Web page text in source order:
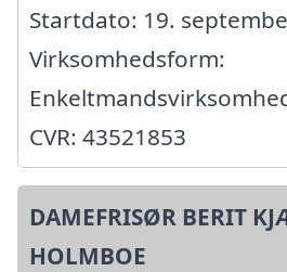
Startdato: 19.
Virksomhedsform:
CVR: 43521853
DAMEFRISØR BERIT
HOLMBOE